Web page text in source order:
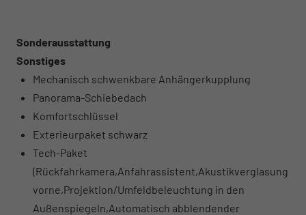
Sonderausstattung
Sonstiges
Mechanisch schwenkbare Anhängerkupplung
Panorama-Schiebedach
Komfortschlüssel
Exterieurpaket schwarz
Tech-Paket
(Rückfahrkamera,Anfahrassistent,Akustikverglasung
vorne,Projektion/Umfeldbeleuchtung in den
Außenspiegeln,Automatisch abblendender